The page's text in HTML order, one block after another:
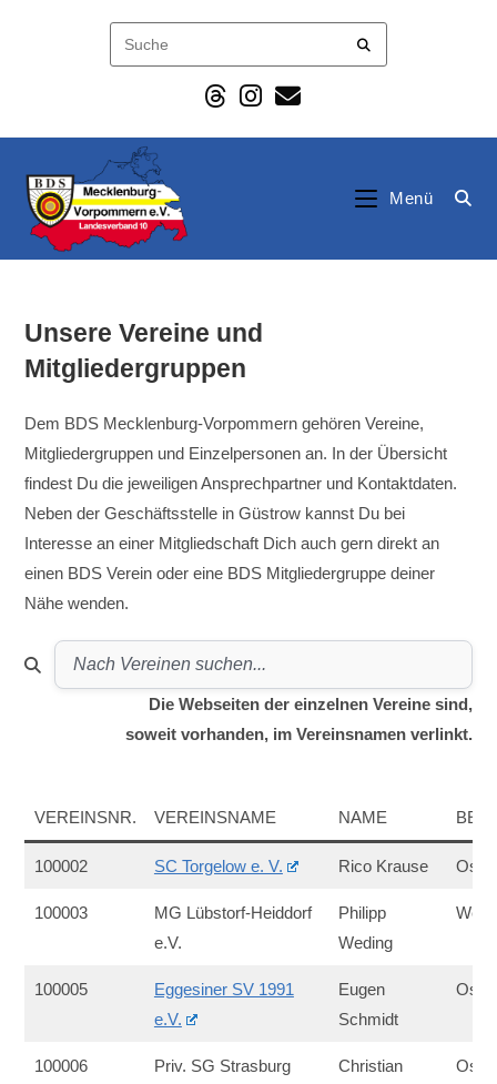
Menü
Unsere Vereine und
Mitgliedergruppen
Dem BDS Mecklenburg-Vorpommern gehören Vereine,
Mitgliedergruppen und Einzelpersonen an. In der Übersicht
findest Du die jeweiligen Ansprechpartner und Kontaktdaten.
Neben der Geschäftsstelle in Güstrow kannst Du bei
Interesse an einer Mitgliedschaft Dich auch gern direkt an
einen BDS Verein oder eine BDS Mitgliedergruppe deiner
Nähe wenden.
Die Webseiten der einzelnen Vereine sind,
soweit vorhanden, im Vereinsnamen verlinkt.
VEREINSNR. VEREINSNAME NAME
100002 SC Torgelow e. V. Rico Krause Ost
100003
MG Lübstorf-Heiddorf
e.V.
Philipp
Weding
West
100005
Eggesiner SV 1991
e.V.
Eugen
Schmidt
Ost
100006
Priv. SG Strasburg
Christian
Ost